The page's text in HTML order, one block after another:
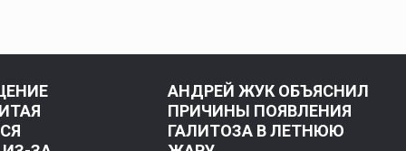
АНДРЕЙ ЖУК ОБЪЯСНИЛ
ПРИЧИНЫ ПОЯВЛЕНИЯ
ГАЛИТОЗА В ЛЕТНЮЮ